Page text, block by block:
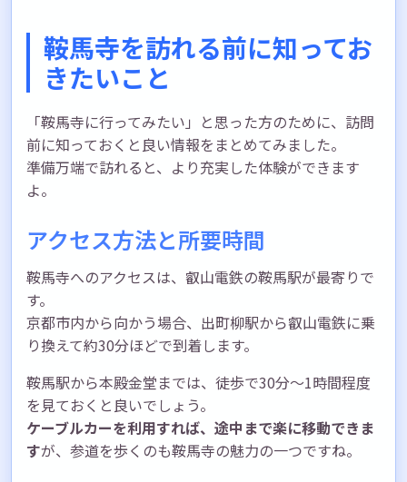
鞍馬寺を訪れる前に知ってお
きたいこと
「鞍馬寺に行ってみたい」と思った方のために、訪問
前に知っておくと良い情報をまとめてみました。
準備万端で訪れると、より充実した体験ができます
よ。
アクセス方法と所要時間
鞍馬寺へのアクセスは、叡山電鉄の鞍馬駅が最寄りで
す。
京都市内から向かう場合、出町柳駅から叡山電鉄に乗
り換えて約30分ほどで到着します。
鞍馬駅から本殿金堂までは、徒歩で30分〜1時間程度
を見ておくと良いでしょう。
ケーブルカーを利用すれば、途中まで楽に移動できま
すが、参道を歩くのも鞍馬寺の魅力の一つですね。